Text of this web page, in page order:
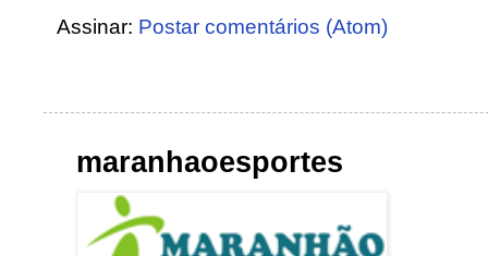
Assinar: Postar comentários (Atom)
maranhaoesportes